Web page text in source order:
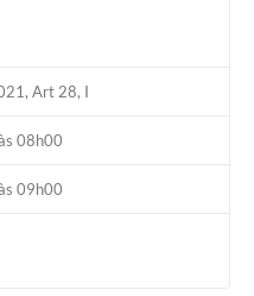
Art 28, I
08h00
09h00